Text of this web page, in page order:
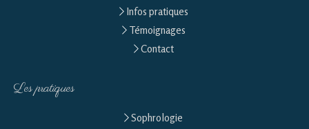
Infos pratiques
Témoignages
Contact
Les pratiques
Sophrologie